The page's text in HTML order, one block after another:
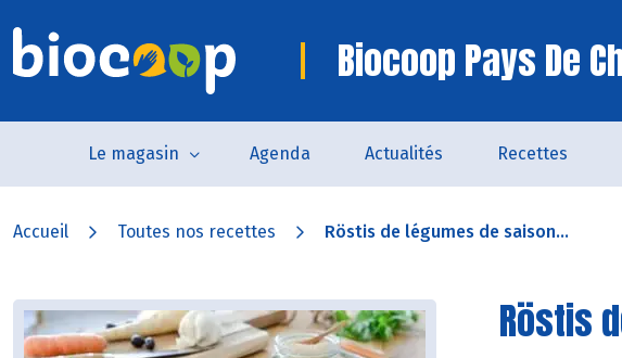
Biocoop Pays De
Le magasin Agenda Actualités Recettes
Accueil Toutes nos recettes Röstis de légumes de saison...
Röstis